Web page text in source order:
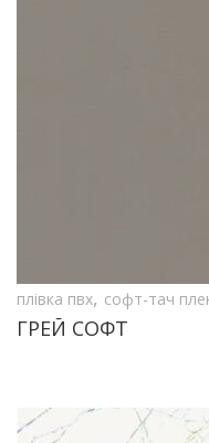
плівка пвх, софт-тач
ГРЕЙ СОФТ